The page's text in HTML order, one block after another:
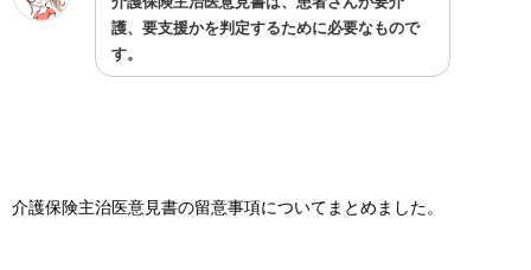
護、要支援かを判定するために必要なもので
す。
介護保険主治医意見書の留意事項についてまとめました。